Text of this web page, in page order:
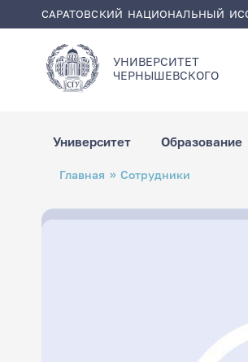
САРАТОВСКИЙ НАЦИОНАЛЬНЫЙ
УНИВЕРСИТЕТ
ЧЕРНЫШЕВСКОГO
Университет Образование
Строка
навигации
Главная Сотрудники